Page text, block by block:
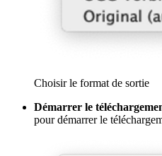
Choisir le format de sortie
Démarrer le
pour démarrer le